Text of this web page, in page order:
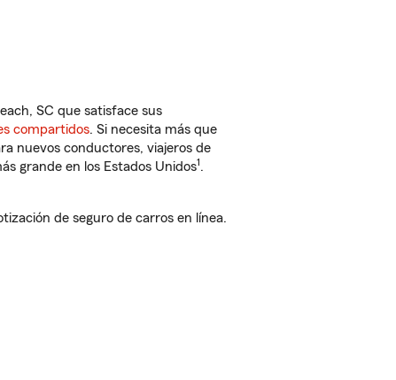
SC que satisface sus
compartidos. Si necesita más que
nuevos conductores, viajeros de
grande en los Estados Unidos1.
de seguro de carros en línea.